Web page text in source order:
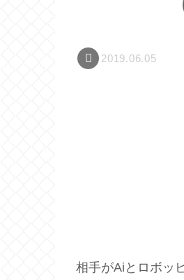
2019.06.05
相手がAiとロボッ